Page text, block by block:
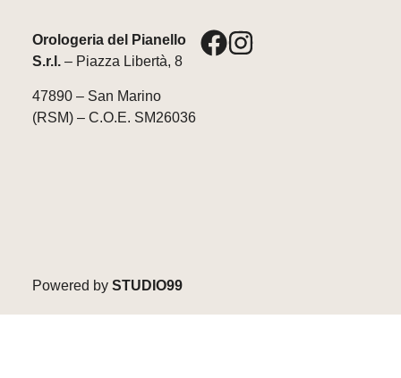
Orologeria del Pianello
S.r.l.– Piazza Libertà, 8
47890 – San Marino
(RSM) – C.O.E. SM26036
Powered by STUDIO99